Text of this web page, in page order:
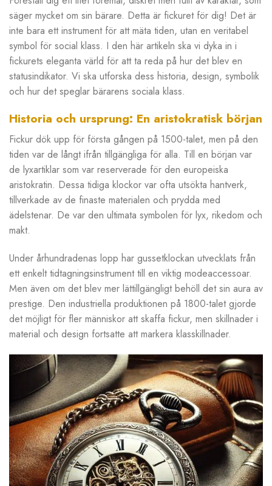
säger mycket om sin bärare. Detta är fickuret för dig! Det är
inte bara ett instrument för att mäta tiden, utan en veritabel
symbol för social klass. I den här artikeln ska vi dyka in i
fickurets eleganta värld för att ta reda på hur det blev en
statusindikator. Vi ska utforska dess historia, design, symbolik
och hur det speglar bärarens sociala klass.
Historia och ursprung: En aristokratisk början
Fickur dök upp för första gången på 1500-talet, men på den
tiden var de långt ifrån tillgängliga för alla. Till en början var
de lyxartiklar som var reserverade för den europeiska
aristokratin. Dessa tidiga klockor var ofta utsökta hantverk,
tillverkade av de finaste materialen och prydda med
ädelstenar. De var den ultimata symbolen för lyx, rikedom och
makt.
Under århundradenas lopp har gussetklockan utvecklats från
ett enkelt tidtagningsinstrument till en viktig modeaccessoar.
Men även om det blev mer lättillgängligt behöll det sin aura av
prestige. Den industriella produktionen på 1800-talet gjorde
det möjligt för fler människor att skaffa fickur, men skillnader i
material och design fortsatte att markera klasskillnader.